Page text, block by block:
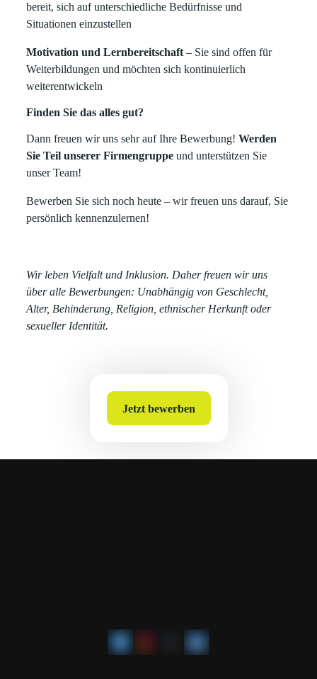
bereit, sich auf unterschiedliche Bedürfnisse und
Situationen einzustellen
Motivation und Lernbereitschaft – Sie sind offen für
Weiterbildungen und möchten sich kontinuierlich
weiterentwickeln
Finden Sie das alles gut?
Dann freuen wir uns sehr auf Ihre Bewerbung!Werden
Sie Teil unserer Firmengruppe und unterstützen Sie
unser Team!
Bewerben Sie sich noch heute – wir freuen uns darauf, Sie
persönlich kennenzulernen!
Wir leben Vielfalt und Inklusion. Daher freuen wir uns
über alle Bewerbungen: Unabhängig von Geschlecht,
Alter, Behinderung, Religion, ethnischer Herkunft oder
sexueller Identität.
Jetzt bewerben